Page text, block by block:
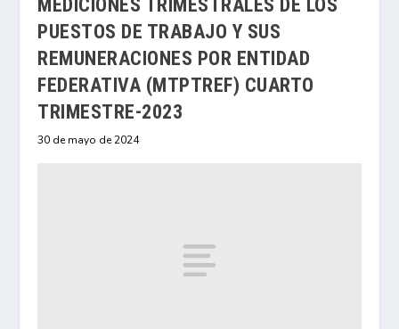
MEDICIONES TRIMESTRALES DE LOS
PUESTOS DE TRABAJO Y SUS
REMUNERACIONES POR ENTIDAD
FEDERATIVA (MTPTREF) CUARTO
TRIMESTRE-2023
30 de mayo de 2024